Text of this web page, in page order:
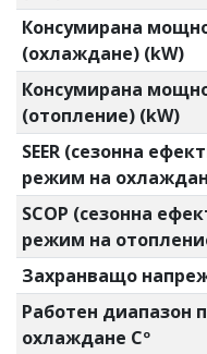
Консумирана
(охлаждане) (kW)
Консумирана
(отопление) (kW)
SEER (сезонна
режим на
SCOP (сезонна
режим на
Захранващо
Работен диапазон
охлаждане Cº